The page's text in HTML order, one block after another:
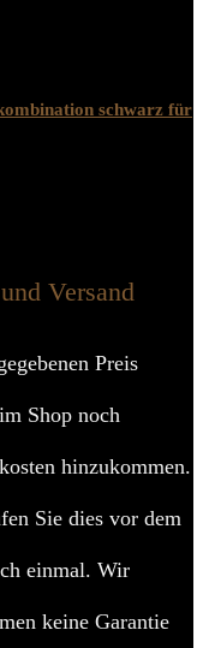
schwarz für
Versand
Preis
Shop noch
hinzukommen.
Sie dies vor dem
einmal. Wir
keine Garantie